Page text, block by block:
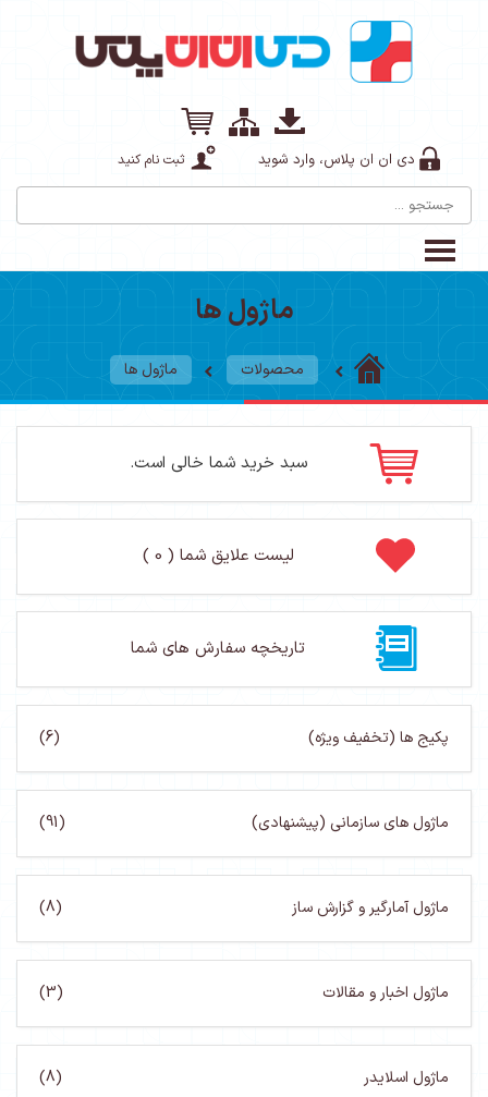
دی ان ان پلاس، وارد شوید ثبت نام کنید
ماژول ها
محصولات ماژول ها
سبد خرید شما خالی است.
لیست علایق شما ( 0 )
تاریخچه سفارش های شما
پکیج ها (تخفیف ویژه) (6)
ماژول های سازمانی (پیشنهادی) (91)
ماژول آمارگیر و گزارش ساز (8)
ماژول اخبار و مقالات (3)
ماژول اسلایدر (8)